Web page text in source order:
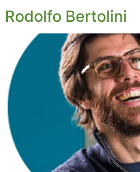
Rodolfo Bertolini